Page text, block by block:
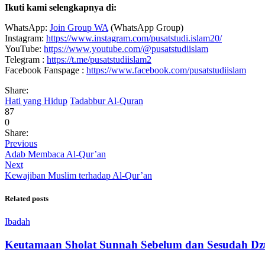
Ikuti kami selengkapnya di:
WhatsApp: Join Group WA (WhatsApp Group)
Instagram: https://www.instagram.com/pusatstudi.islam20/
YouTube: https://www.youtube.com/@pusatstudiislam
Telegram : https://t.me/pusatstudiislam2
Facebook Fanspage : https://www.facebook.com/pusatstudiislam
Share:
Hati yang Hidup Tadabbur Al-Quran
87
0
Share:
Previous
Adab Membaca Al-Qur’an
Next
Kewajiban Muslim terhadap Al-Qur’an
Related posts
Ibadah
Keutamaan Sholat Sunnah Sebelum dan Sesudah